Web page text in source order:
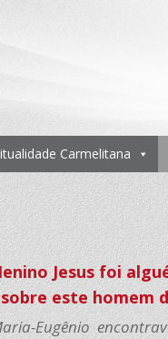
Carmelitana
Jesus foi
este homem
Eugênio